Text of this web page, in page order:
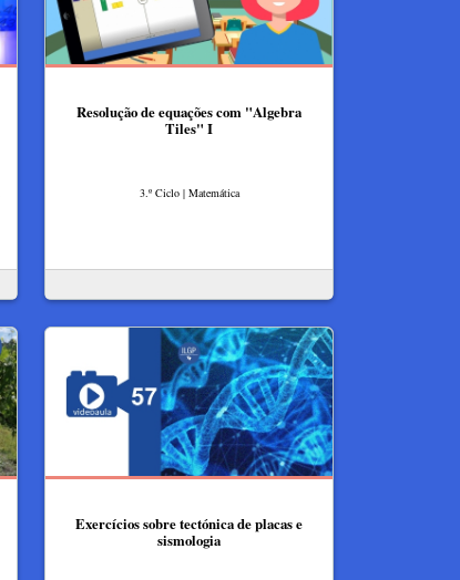
Resolução de equações com "Algebra
Tiles"​ I
3.º Ciclo | Matemática
Exercícios sobre tectónica de placas e
sismologia